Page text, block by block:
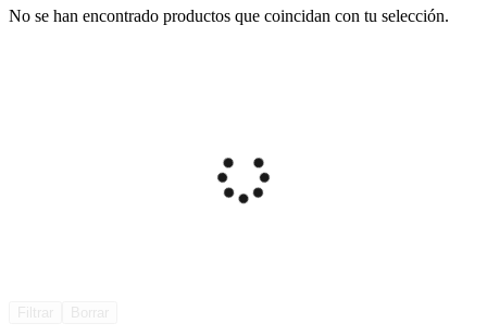
No se han encontrado productos que coincidan con tu selección.